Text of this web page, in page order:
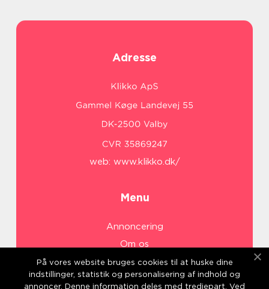
Adresse
web: www.klikko.dk/
Menu
Annoncering
Om os
Cookies
Kontakt os
På vores website bruges cookies til at huske dine
indstillinger, statistik og personalisering af indhold og
annoncer. Denne information deles med tredjepart. Ved